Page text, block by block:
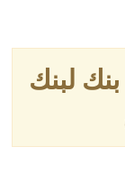
لبنك